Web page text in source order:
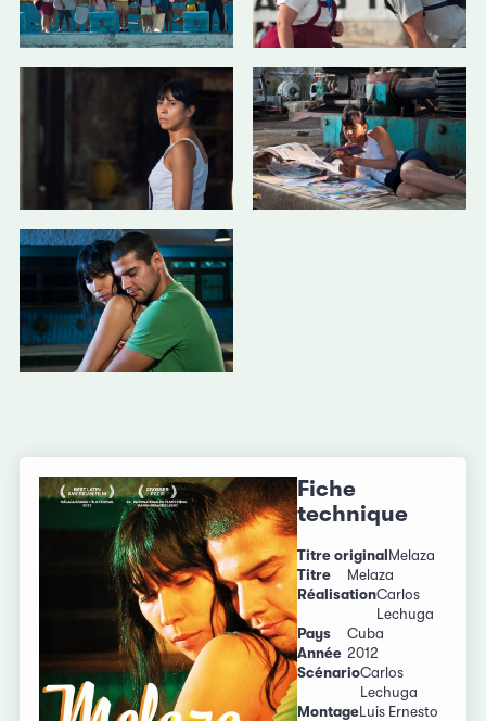
Fiche
technique
Titre originalMelaza
Titre
Melaza
RéalisationCarlos
Lechuga
Pays
Cuba
Année 2012
ScénarioCarlos
Lechuga
MontageLuis Ernesto